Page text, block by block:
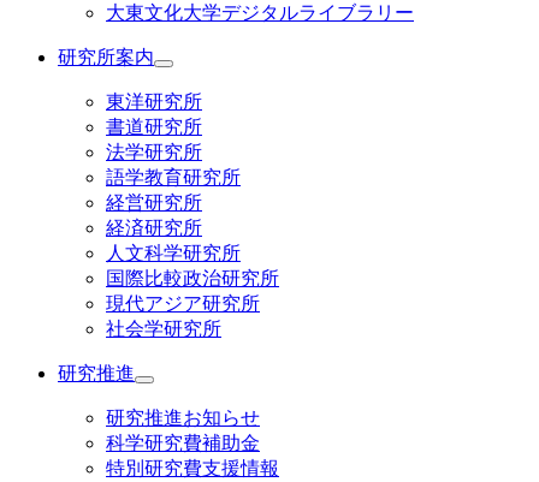
大東文化大学デジタルライブラリー
研究所案内
東洋研究所
書道研究所
法学研究所
語学教育研究所
経営研究所
経済研究所
人文科学研究所
国際比較政治研究所
現代アジア研究所
社会学研究所
研究推進
研究推進お知らせ
科学研究費補助金
特別研究費支援情報